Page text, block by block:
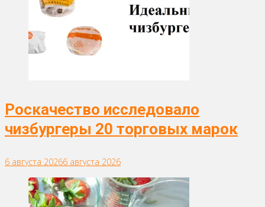
Роскачество исследовало
чизбургеры 20 торговых марок
6 августа 20266 августа 2026